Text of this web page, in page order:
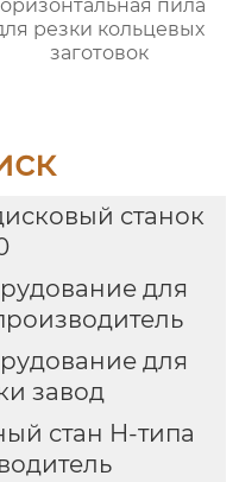
пила
резки кольцевых
заготовок
станок
для
для
завод
стан H-типа